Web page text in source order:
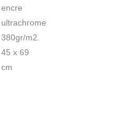
encre
ultrachrome
380gr/m2.
45 x 69
cm